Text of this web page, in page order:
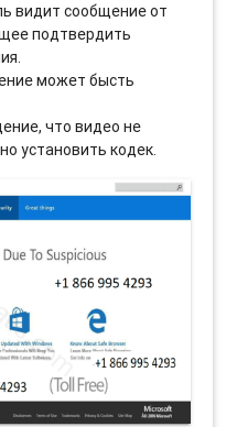
видит сообщение от
подтвердить
может бысть
что видео не
установить кодек.